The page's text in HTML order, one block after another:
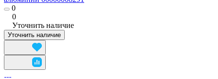
0
0
Уточнить наличие
Уточнить наличие